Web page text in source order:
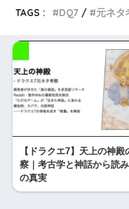
TAGS :
DQ7 元ネタ
【ドラクエ7】天上の神殿
察｜考古学と神話から読
の真実